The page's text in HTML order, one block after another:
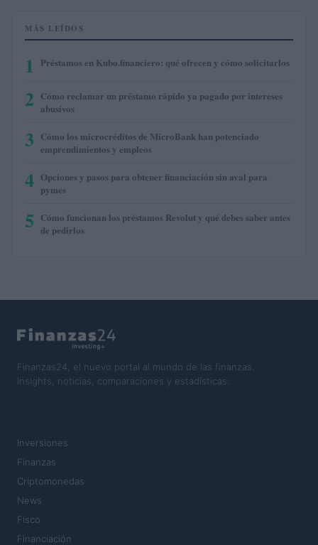
MÁS LEÍDOS
1 Préstamos en Kubo.financiero: qué ofrecen y cómo solicitarlos
2 Cómo reclamar un préstamo rápido ya pagado por intereses
abusivos
3 Cómo los microcréditos de MicroBank han potenciado
emprendimientos y empleos
4 Opciones y pasos para obtener financiación sin aval para
pymes
5 Cómo funcionan los préstamos Revolut y qué debes saber antes
de pedirlos
Finanzas24, el nuevo portal al mundo de las finanzas.
Insights, noticias, comparaciones y estadísticas.
Inversiones
Finanzas
Criptomonedas
News
Fisco
Financiación